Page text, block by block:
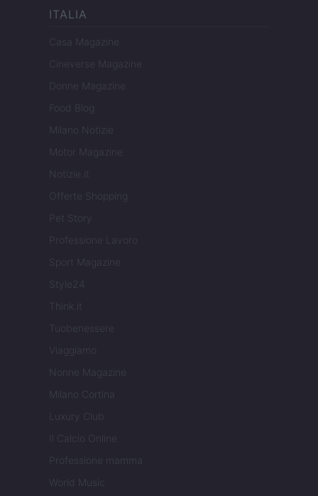
ITALIA
Casa Magazine
Cineverse Magazine
Donne Magazine
Food Blog
Milano Notizie
Motor Magazine
Notizie.it
Offerte Shopping
Pet Story
Professione Lavoro
Sport Magazine
Style24
Think.it
Tuobenessere
Viaggiamo
Nonne Magazine
Milano Cortina
Luxury Club
Il Calcio Online
Professione mamma
World Music